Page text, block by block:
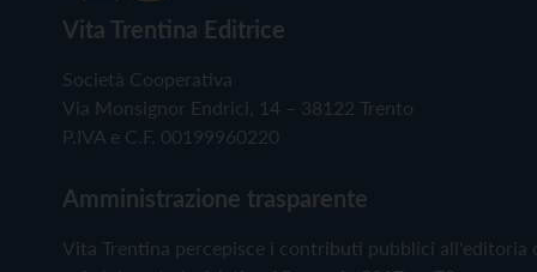
Vita Trentina Editrice
Società Cooperativa
Via Monsignor Endrici, 14 – 38122 Trento
P.IVA e C.F. 00199960220
Amministrazione trasparente
Vita Trentina percepisce i contributi pubblici all'editoria